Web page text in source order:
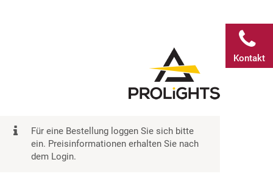
Kontakt
Für eine Bestellung loggen Sie sich bitte
ein. Preisinformationen erhalten Sie nach
dem Login.